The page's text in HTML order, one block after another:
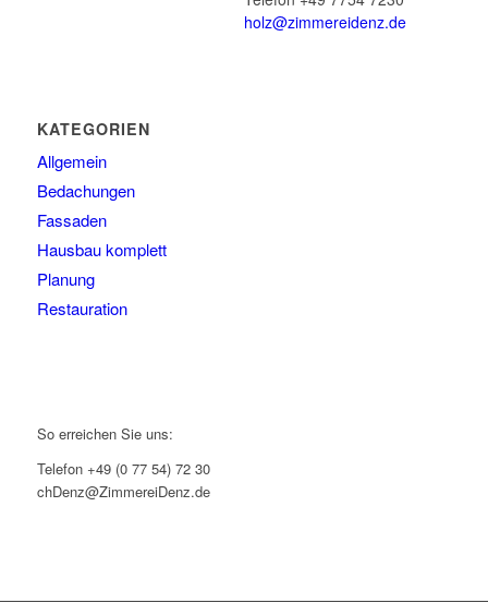
holz@zimmereidenz.de
KATEGORIEN
Allgemein
Bedachungen
Fassaden
Hausbau komplett
Planung
Restauration
So erreichen Sie uns:
Telefon +49 (0 77 54) 72 30
chDenz@ZimmereiDenz.de